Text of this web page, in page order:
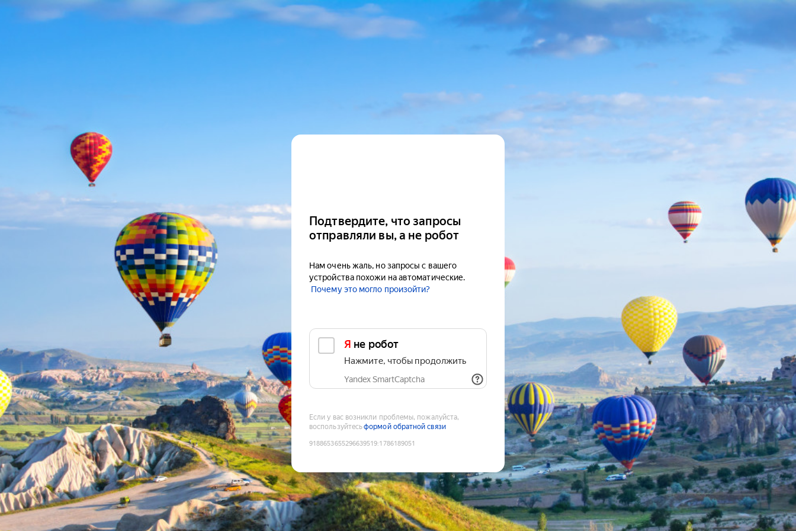
Подтвердите, что запросы
отправляли вы, а не робот
Нам очень жаль, но запросы с вашего
устройства похожи на автоматические.
Почему это могло произойти?
Я не робот
Нажмите, чтобы продолжить
Yandex SmartCaptcha
Если у вас возникли проблемы, пожалуйста,
воспользуйтесьформой обратной связи
9188653655296639519:1786189051